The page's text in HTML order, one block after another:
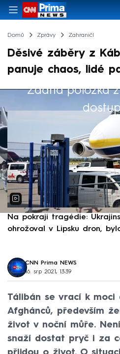
Domů Zprávy Zahraničí
Děsivé záběry z
panuje chaos, lidé
Žádná položka
Výběr redakce
Na pokraji tragédie:
ohrožoval v Lipsku dron,
CNN Prima NEWS
16. srp 2021, 13:39
Tálibán se vrací k moci
Afghánců, především
život v noční můře.
snaží dostat pryč i za